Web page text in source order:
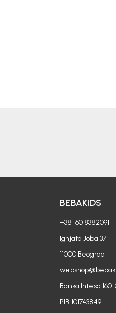
BEBAKIDS
+381 60 8382091
Ignjata Joba 37
11000 Beograd
Banka Intesa
PIB 101743849